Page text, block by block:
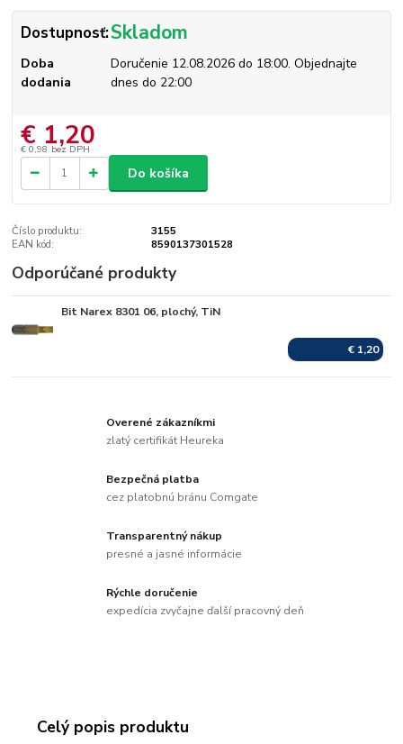
Dostupnosť:Skladom
Doba
dodania
Doručenie 12.08.2026 do 18:00. Objednajte
dnes do 22:00
€ 1,20
€ 0,98 bez DPH
Do košíka
Číslo produktu:
3155
EAN kód:
8590137301528
Odporúčané produkty
Bit Narex 8301 06, plochý, TiN
€ 1,20
Overené zákazníkmi
zlatý certifikát Heureka
Bezpečná platba
cez platobnú bránu Comgate
Transparentný nákup
presné a jasné informácie
Rýchle doručenie
expedícia zvyčajne ďalší pracovný deň
Celý popis produktu